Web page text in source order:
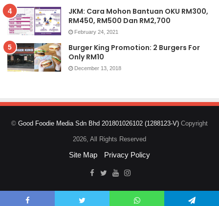
JKM: Cara Mohon Bantuan OKU RM300,
RM450, RM500 Dan RM2,700
February 24, 2021
Burger King Promotion: 2 Burgers For
Only RM10
December 13, 2018
© Good Foodie Media Sdn Bhd 201801026102 (1288123-V) Copyright
2026, All Rights Reserved
Site Map Privacy Policy